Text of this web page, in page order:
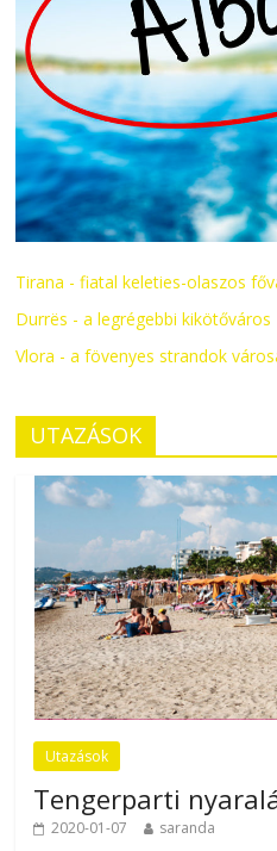
Tirana - fiatal keleties-olaszos
Durrës - a legrégebbi kikötőváros
Vlora - a fövenyes strandok
UTAZÁSOK
Utazások
Tengerparti
2020-01-07 saranda